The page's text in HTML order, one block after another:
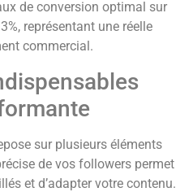
de conversion optimal sur
représentant une réelle
commercial.
sur plusieurs éléments
de vos followers permet
et d’adapter votre contenu.